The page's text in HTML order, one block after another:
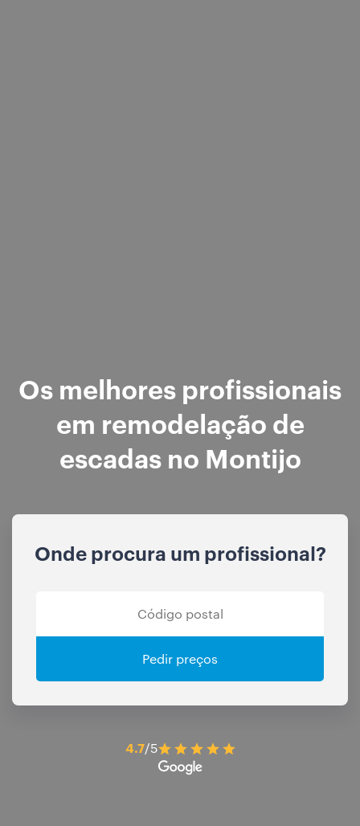
Os melhores profissionais
em remodelação de
escadas no Montijo
Onde procura um profissional?
Pedir preços
4.7/5